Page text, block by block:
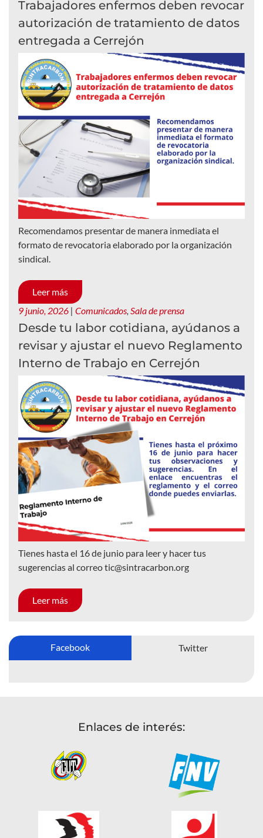
Trabajadores enfermos deben revocar
autorización de tratamiento de datos
entregada a Cerrejón
Recomendamos presentar de manera inmediata el
formato de revocatoria elaborado por la organización
sindical.
Leer más
9 junio, 2026 | Comunicados, Sala de prensa
Desde tu labor cotidiana, ayúdanos a
revisar y ajustar el nuevo Reglamento
Interno de Trabajo en Cerrejón
Tienes hasta el 16 de junio para leer y hacer tus
sugerencias al correo tic@sintracarbon.org
Leer más
Facebook Twitter
Enlaces de interés: